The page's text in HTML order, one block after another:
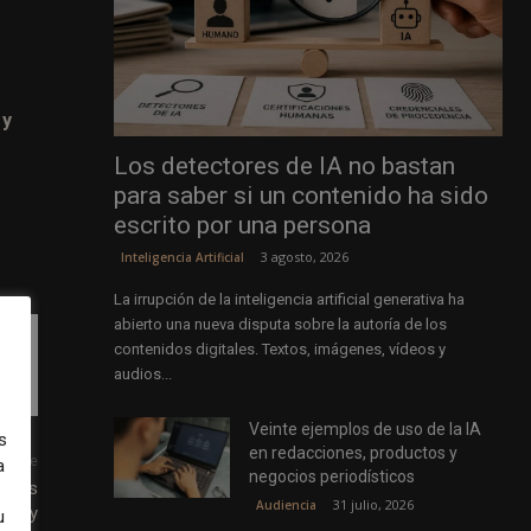
las
Los detectores de IA no bastan
para saber si un contenido ha sido
escrito por una persona
Inteligencia Artificial 3 agosto, 2026
La irrupción de la inteligencia artificial generativa ha
abierto una nueva disputa sobre la autoría de los
contenidos digitales. Textos, imágenes, vídeos y
audios...
Veinte ejemplos de uso de la IA
en redacciones, productos y
negocios periodísticos
Audiencia 31 julio, 2026